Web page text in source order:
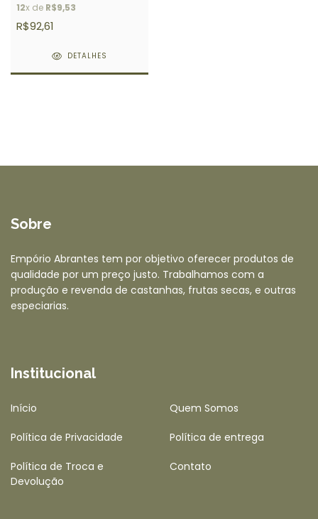
12x de R$9,53
R$92,61
DETALHES
Sobre
Empório Abrantes tem por objetivo oferecer produtos de
qualidade por um preço justo. Trabalhamos com a
produção e revenda de castanhas, frutas secas, e outras
especiarias.
Institucional
Início Quem Somos
Política de Privacidade Política de entrega
Política de Troca e
Devolução
Contato